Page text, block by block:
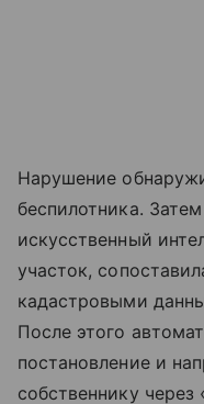
Нарушение
беспилотника.
искусственный
участок,
кадастровыми
После этого
постановление и
собственнику через